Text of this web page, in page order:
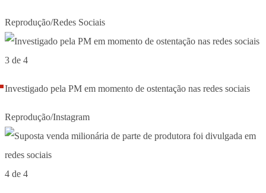
Reprodução/Redes Sociais
3 de 4
Investigado pela PM em momento de ostentação nas redes sociais
Reprodução/Instagram
4 de 4